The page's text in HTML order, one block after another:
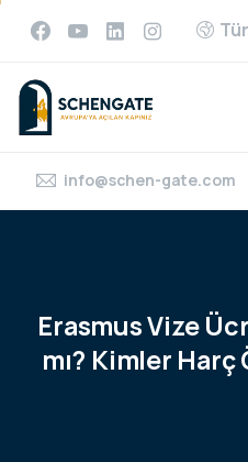
info@schen-gate.com
ErasmusVize
mı? Kimler Harç